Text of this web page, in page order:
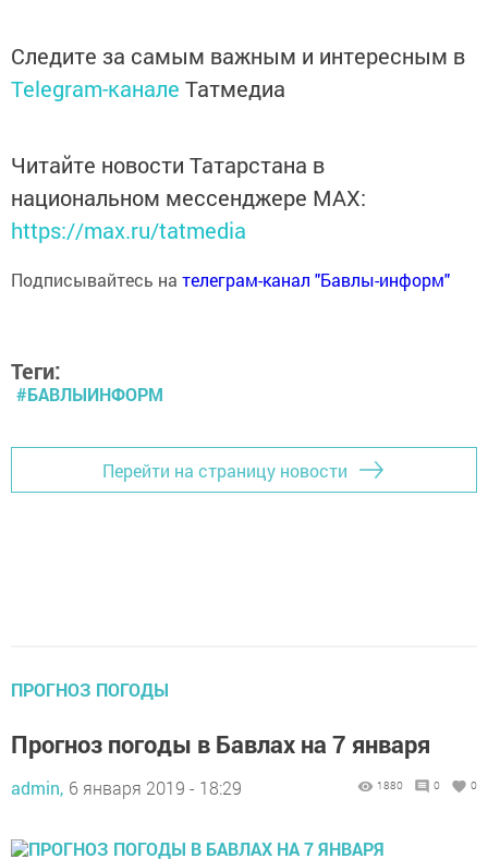
Следите за самым важным и интересным в
Telegram-канале Татмедиа
Читайте новости Татарстана в
национальном мессенджере MАХ:
https://max.ru/tatmedia
Подписывайтесь на телеграм-канал "Бавлы-информ"
Теги:
#БАВЛЫИНФОРМ
Перейти на страницу новости
ПРОГНОЗ ПОГОДЫ
Прогноз погоды в Бавлах на 7 января
admin, 6 января 2019 - 18:29 1880 0 0